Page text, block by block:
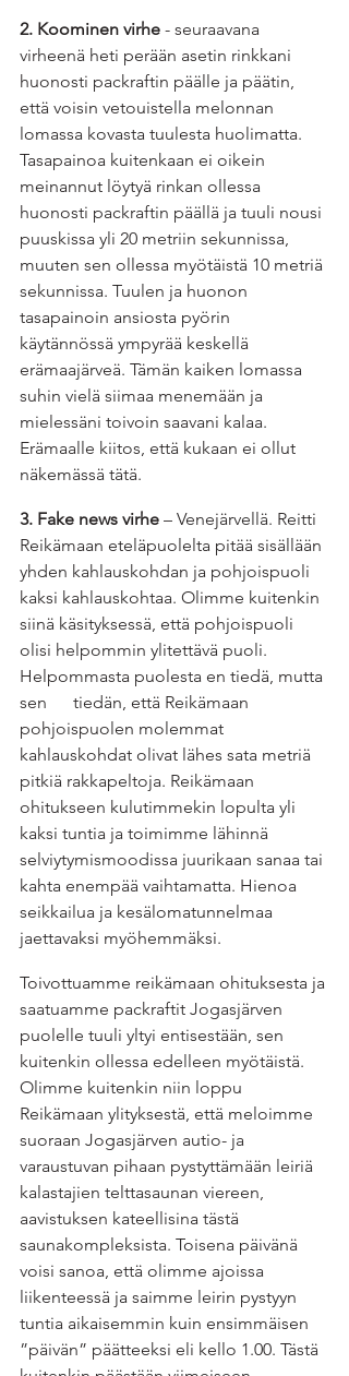
2. Koominen virhe - seuraavana
virheenä heti perään asetin rinkkani
huonosti packraftin päälle ja päätin,
että voisin vetouistella melonnan
lomassa kovasta tuulesta huolimatta.
Tasapainoa kuitenkaan ei oikein
meinannut löytyä rinkan ollessa
huonosti packraftin päällä ja tuuli nousi
puuskissa yli 20 metriin sekunnissa,
muuten sen ollessa myötäistä 10 metriä
sekunnissa. Tuulen ja huonon
tasapainoin ansiosta pyörin
käytännössä ympyrää keskellä
erämaajärveä. Tämän kaiken lomassa
suhin vielä siimaa menemään ja
mielessäni toivoin saavani kalaa.
Erämaalle kiitos, että kukaan ei ollut
näkemässä tätä.
3. Fake news virhe – Venejärvellä. Reitti
Reikämaan eteläpuolelta pitää sisällään
yhden kahlauskohdan ja pohjoispuoli
kaksi kahlauskohtaa. Olimme kuitenkin
siinä käsityksessä, että pohjoispuoli
olisi helpommin ylitettävä puoli.
Helpommasta puolesta en tiedä, mutta
sen      tiedän, että Reikämaan
pohjoispuolen molemmat
kahlauskohdat olivat lähes sata metriä
pitkiä rakkapeltoja. Reikämaan
ohitukseen kulutimmekin lopulta yli
kaksi tuntia ja toimimme lähinnä
selviytymismoodissa juurikaan sanaa tai
kahta enempää vaihtamatta. Hienoa
seikkailua ja kesälomatunnelmaa
jaettavaksi myöhemmäksi.
Toivottuamme reikämaan ohituksesta ja
saatuamme packraftit Jogasjärven
puolelle tuuli yltyi entisestään, sen
kuitenkin ollessa edelleen myötäistä.
Olimme kuitenkin niin loppu
Reikämaan ylityksestä, että meloimme
suoraan Jogasjärven autio- ja
varaustuvan pihaan pystyttämään leiriä
kalastajien telttasaunan viereen,
aavistuksen kateellisina tästä
saunakompleksista. Toisena päivänä
voisi sanoa, että olimme ajoissa
liikenteessä ja saimme leirin pystyyn
tuntia aikaisemmin kuin ensimmäisen
”päivän” päätteeksi eli kello 1.00. Tästä